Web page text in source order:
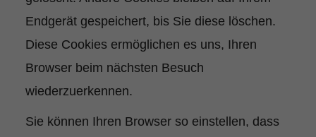
Endgerät gespeichert, bis Sie diese löschen.
Diese Cookies ermöglichen es uns, Ihren
Browser beim nächsten Besuch
wiederzuerkennen.
Sie können Ihren Browser so einstellen, dass